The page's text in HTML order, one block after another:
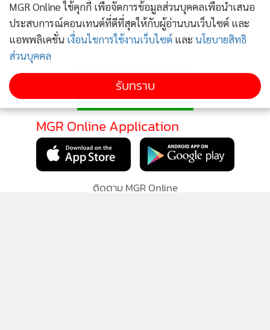
ติดตามข่าวสารผ่านทาง LINE
MGR Online Application
ติดตาม MGR Online
MGR Online ใช้คุกกี้ เพื่อจัดการข้อมูลส่วนบุคคลเพื่อนำเสนอ
ประสบการณ์คอนเทนต์ที่ดีที่สุดให้กับผู้อ่านบนเว็บไซต์ และ
แอพพลิเคชั่น เงื่อนไขการใช้งานเว็บไซต์ และ นโยบายสิทธิ
ส่วนบุคคล
รับทราบ